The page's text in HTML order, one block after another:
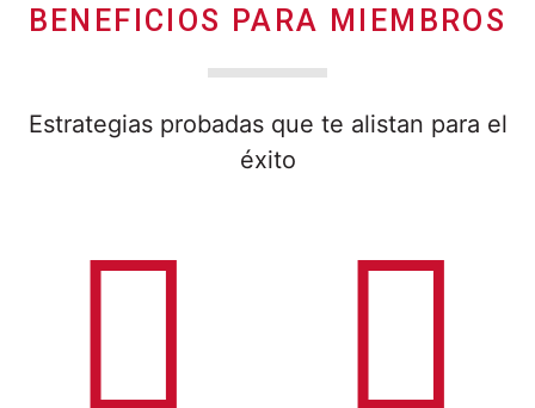
BENEFICIOS PARA MIEMBROS
Estrategias probadas que te alistan para el
éxito